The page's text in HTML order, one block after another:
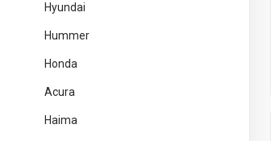
Hyundai
Hummer
Honda
Acura
Haima